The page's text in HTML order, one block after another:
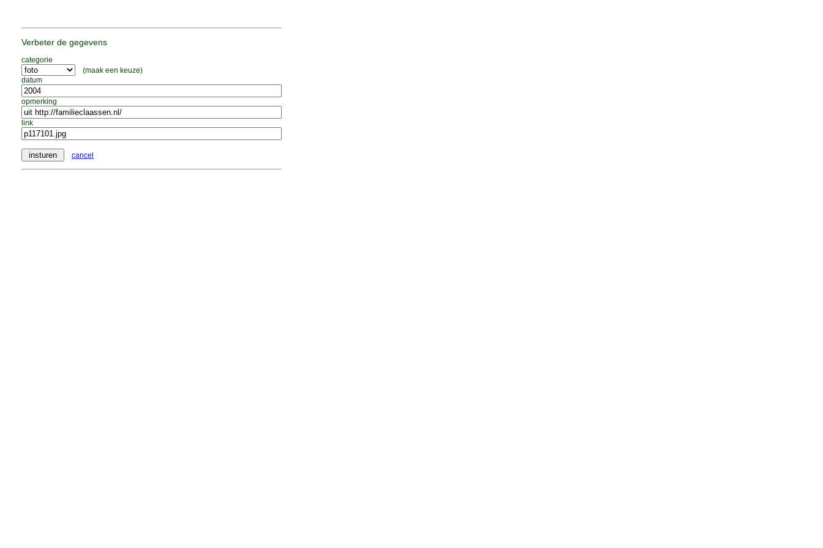
Verbeter de gegevens
categorie
(maak een keuze)
datum
opmerking
link
cancel